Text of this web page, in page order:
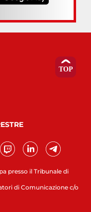
presso il Tribunale di
di Comunicazione c/o